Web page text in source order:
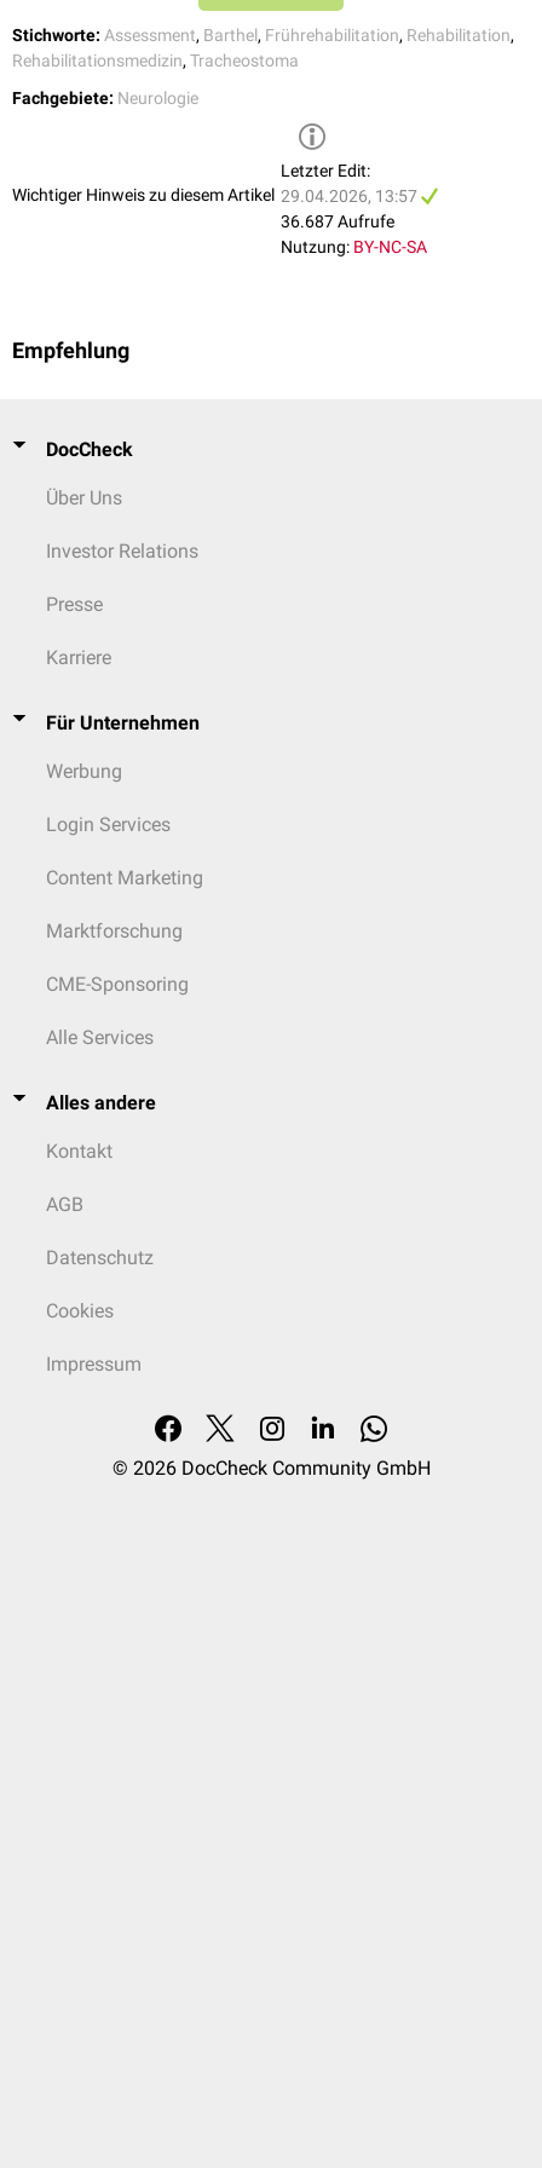
schwere Verständigungsstörung -25
beaufsichtigungspflichtige
Stichworte: Assessment, Barthel, Frührehabilitation, Rehabilitation,
Rehabilitationsmedizin, Tracheostoma
Fachgebiete: Neurologie
Wichtiger Hinweis zu diesem Artikel
Letzter Edit:
29.04.2026, 13:57
36.687 Aufrufe
Nutzung: BY-NC-SA
Empfehlung
DocCheck
Über Uns
Investor Relations
Presse
Karriere
Für Unternehmen
Werbung
Login Services
Content Marketing
Marktforschung
CME-Sponsoring
Alle Services
Alles andere
Kontakt
AGB
Datenschutz
Cookies
Impressum
© 2026 DocCheck Community GmbH